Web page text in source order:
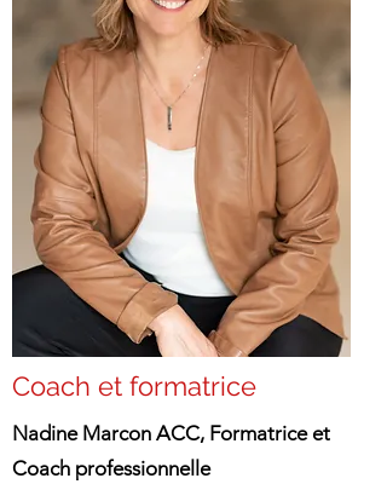
Coach et formatrice
Nadine Marcon ACC, Formatrice et
Coach professionnelle